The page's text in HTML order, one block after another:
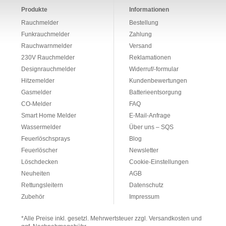
Produkte
Rauchmelder
Funkrauchmelder
Rauchwarnmelder
230V Rauchmelder
Designrauchmelder
Hitzemelder
Gasmelder
CO-Melder
Smart Home Melder
Wassermelder
Feuerlöschsprays
Feuerlöscher
Löschdecken
Neuheiten
Rettungsleitern
Zubehör
Informationen
Bestellung
Zahlung
Versand
Reklamationen
Widerruf/-formular
Kundenbewertungen
Batterieentsorgung
FAQ
E-Mail-Anfrage
Über uns – SQS
Blog
Newsletter
Cookie-Einstellungen
AGB
Datenschutz
Impressum
*Alle Preise inkl. gesetzl. Mehrwertsteuer zzgl. Versandkosten und